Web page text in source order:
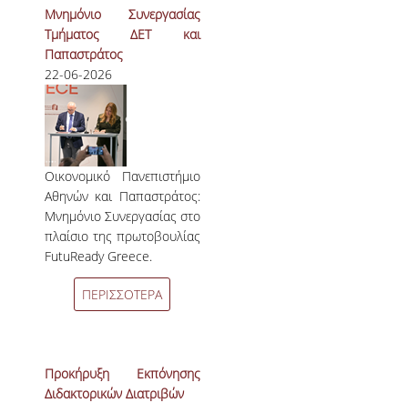
ΑΝΑΚΟΙΝΩΣΕΙΣ ΓΡΑΜΜΑΤΕΙΑΣ
ΠΡΟΚΗΡΥΞΕΙΣ
ΠΡΟΚΗΡΥΞΕΙΣ ΑΠΟΚΤΗΣΗΣ ΑΚΑΔΗΜΑΪΚΗΣ
ΕΜΠΕΙΡΙΑΣ
ΕΚΔΗΛΩΣΕΙΣ
ΕΠΙΚΟΙΝΩΝΙΑ
Μνημόνιο Συνεργασίας
Τμήματος ΔΕΤ και
Παπαστράτος
22-06-2026
Οικονομικό Πανεπιστήμιο
Αθηνών και Παπαστράτος:
Μνημόνιο Συνεργασίας στο
πλαίσιο της πρωτοβουλίας
FutuReady Greece.
ΠΕΡΙΣΣΟΤΕΡΑ
Προκήρυξη Εκπόνησης
Διδακτορικών Διατριβών